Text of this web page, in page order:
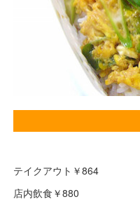
テイクアウト￥864
店内飲食￥880